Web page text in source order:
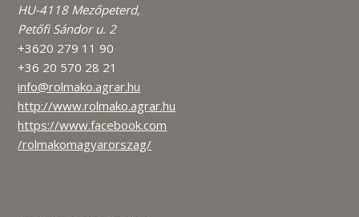
HU-4118 Mezőpeterd,
Petőfi Sándor u. 2
+3620 279 11 90
+36 20 570 28 21
info@rolmako.agrar.hu
http://www.rolmako.agrar.hu
https://www.facebook.com
/rolmakomagyarorszag/